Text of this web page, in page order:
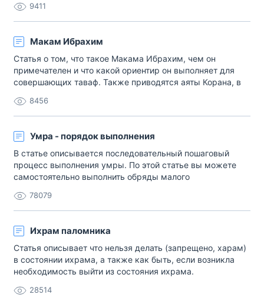
9411
Макам Ибрахим
Статья о том, что такое Макама Ибрахим, чем он
примечателен и что какой ориентир он выполняет для
совершающих таваф. Также приводятся аяты Корана, в
8456
Умра - порядок выполнения
В статье описывается последовательный пошаговый
процесс выполнения умры. По этой статье вы можете
самостоятельно выполнить обряды малого
78079
Ихрам паломника
Статья описывает что нельзя делать (запрещено, харам)
в состоянии ихрама, а также как быть, если возникла
необходимость выйти из состояния ихрама.
28514